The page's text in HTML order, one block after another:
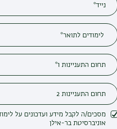
ועדכונים על לימודים ופעילות
אילן